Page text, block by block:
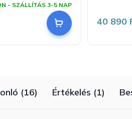
- SZÁLLÍTÁS 3-5 NAP
5-
4,0
40 890
(16) Értékelés (1)